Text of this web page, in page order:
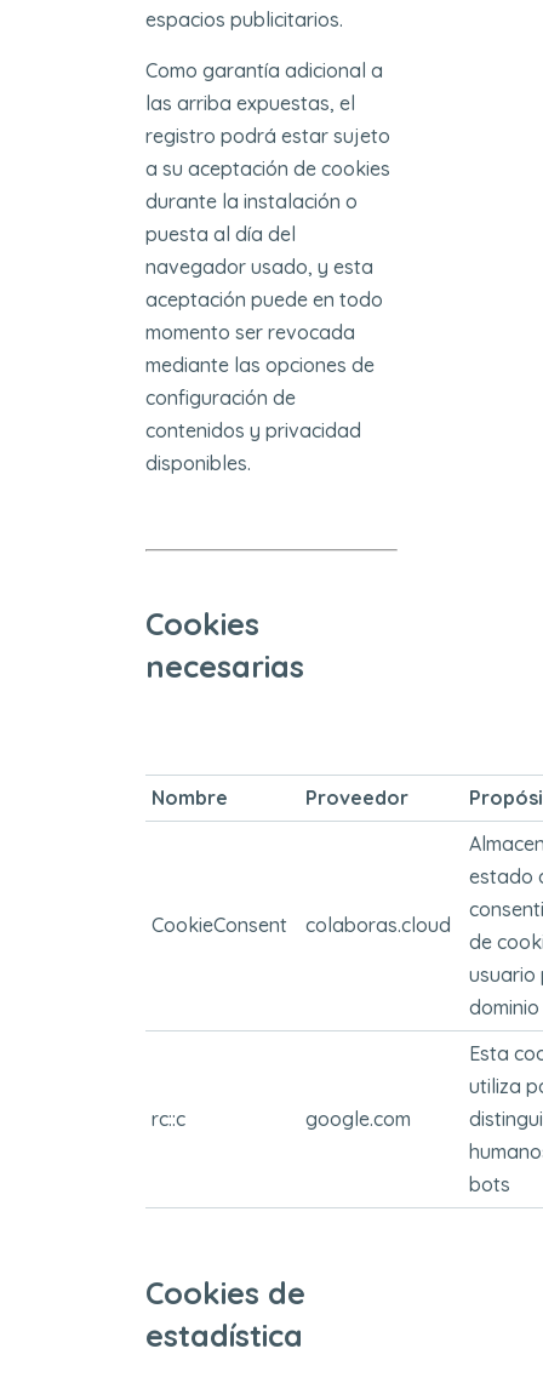
espacios publicitarios.
Como garantía adicional a
las arriba expuestas, el
registro podrá estar sujeto
a su aceptación de cookies
durante la instalación o
puesta al día del
navegador usado, y esta
aceptación puede en todo
momento ser revocada
mediante las opciones de
configuración de
contenidos y privacidad
disponibles.
Cookies
necesarias
Nombre Proveedor
CookieConsent colaboras.cloud
estado
de
usuario
rc::c google.com
Esta
utiliza
bots
Cookies de
estadística